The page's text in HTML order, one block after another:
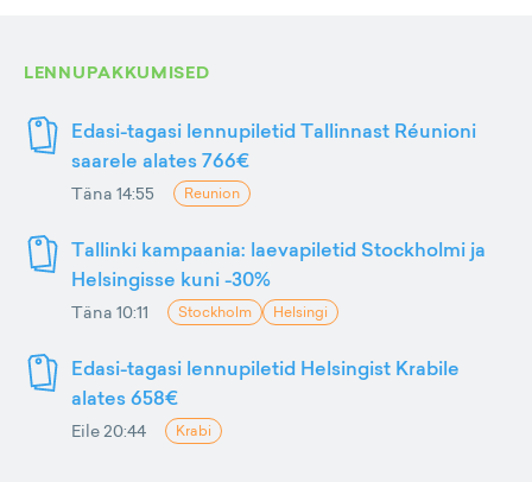
LENNUPAKKUMISED
Edasi-tagasi lennupiletid Tallinnast Réunioni
saarele alates 766€
Täna 14:55 Reunion
Tallinki kampaania: laevapiletid Stockholmi ja
Helsingisse kuni -30%
Täna 10:11 Stockholm Helsingi
Edasi-tagasi lennupiletid Helsingist Krabile
alates 658€
Eile 20:44 Krabi